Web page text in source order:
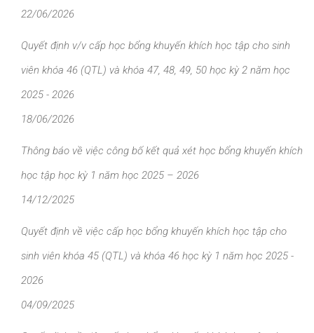
22/06/2026
Quyết định v/v cấp học bổng khuyến khích học tập cho sinh
viên khóa 46 (QTL) và khóa 47, 48, 49, 50 học kỳ 2 năm học
2025 - 2026
18/06/2026
Thông báo về việc công bố kết quả xét học bổng khuyến khích
học tập học kỳ 1 năm học 2025 – 2026
14/12/2025
Quyết định về việc cấp học bổng khuyến khích học tập cho
sinh viên khóa 45 (QTL) và khóa 46 học kỳ 1 năm học 2025 -
2026
04/09/2025